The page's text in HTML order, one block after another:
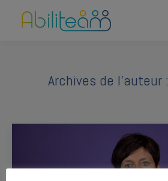
Archives de l’auteur :